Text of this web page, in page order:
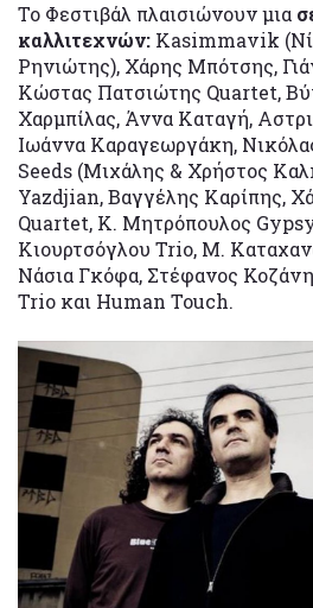
Το Φεστιβάλ πλαισιώνουν μια
καλλιτεχνών: Kasimmavik
Ρηνιώτης), Χάρης Μπότσης,
Κώστας Πατσιώτης Quartet,
Χαρμπίλας, Άννα Καταγή,
Ιωάννα Καραγεωργάκη,
Seeds (Μιχάλης & Χρήστος
Yazdjian, Βαγγέλης Καρίπης,
Quartet, Κ. Μητρόπουλος
Κιουρτσόγλου Trio, Μ.
Νάσια Γκόφα, Στέφανος
Trio και Human Touch.